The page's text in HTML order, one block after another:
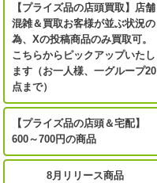
【プライズ品の店頭買取】店舗
混雑＆買取お客様が並ぶ状況の
為、Xの投稿商品のみ買取可。
こちらからピックアップいたし
ます（お一人様、一グループ20
点まで）
【プライズ品の店頭＆宅配】
600～700円の商品
8月リリース商品